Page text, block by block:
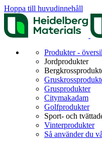
Hoppa till huvudinnehåll
Produkter -
Jordprodukter
Grusprodukter
Citymakadam
Golfprodukter
Sport- och
Vinterprodukter
Så använder du